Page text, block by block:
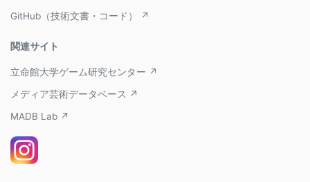
GitHub（技術文書・コード） ↗
関連サイト
立命館大学ゲーム研究センター ↗
メディア芸術データベース ↗
MADB Lab ↗